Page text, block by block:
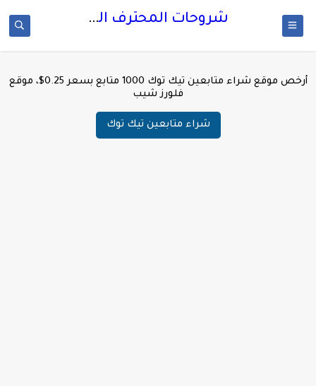
شروحات المحترف البصراوي
أرخص موقع شراء متابعين تيك توك 1000 متابع بسعر 0.25$، موقع
فلورز شيب
شراء متابعين تيك توك